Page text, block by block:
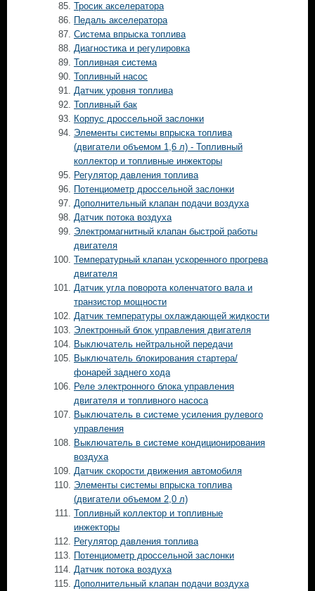
Тросик акселератора
Педаль акселератора
Система впрыска топлива
Диагностика и регулировка
Топливная система
Топливный насос
Датчик уровня топлива
Топливный бак
Корпус дроссельной заслонки
Элементы системы впрыска топлива
(двигатели объемом 1,6 л) - Топливный
коллектор и топливные инжекторы
Регулятор давления топлива
Потенциометр дроссельной заслонки
Дополнительный клапан подачи воздуха
Датчик потока воздуха
Электромагнитный клапан быстрой работы
двигателя
Температурный клапан ускоренного прогрева
двигателя
Датчик угла поворота коленчатого вала и
транзистор мощности
Датчик температуры охлаждающей жидкости
Электронный блок управления двигателя
Выключатель нейтральной передачи
Выключатель блокирования стартера/
фонарей заднего хода
Реле электронного блока управления
двигателя и топливного насоса
Выключатель в системе усиления рулевого
управления
Выключатель в системе кондиционирования
воздуха
Датчик скорости движения автомобиля
Элементы системы впрыска топлива
(двигатели объемом 2,0 л)
Топливный коллектор и топливные
инжекторы
Регулятор давления топлива
Потенциометр дроссельной заслонки
Датчик потока воздуха
Дополнительный клапан подачи воздуха